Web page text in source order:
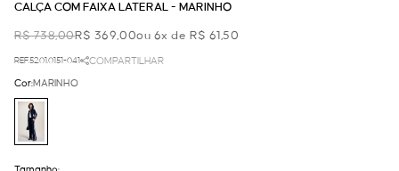
CALÇA COM FAIXA LATERAL - MARINHO
R$ 738,00R$ 369,00ou 6x de R$ 61,50
REF.52.01.0151-041 COMPARTILHAR
Cor:MARINHO